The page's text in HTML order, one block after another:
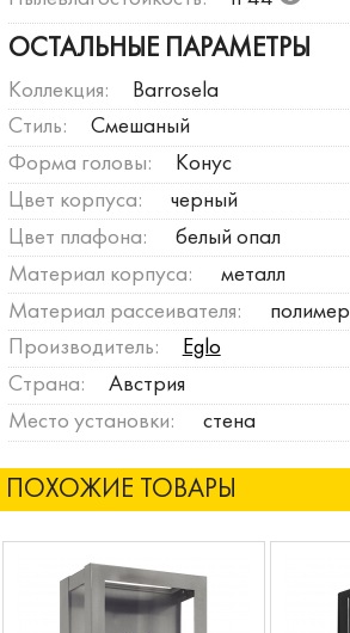
ОСТАЛЬНЫЕ ПАРАМЕТРЫ
Коллекция:
Barrosela
Стиль:
Смешаный
Форма головы:
Конус
Цвет корпуса:
черный
Цвет плафона:
белый опал
Материал корпуса:
металл
Материал рассеивателя:
полимер
Производитель:
Eglo
Страна:
Австрия
Место установки:
стена
ПОХОЖИЕ ТОВАРЫ